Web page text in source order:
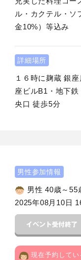
ル・カクテル・ソ
金10%）等込み
詳細場所
１６時に麹蔵 銀
座ビルB1・地下
央口 徒歩5分
男性参加情報
男性 40歳～55
2025年08月10日
現在予約してい